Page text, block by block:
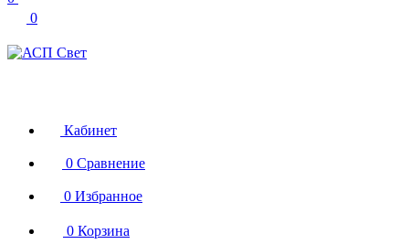
0
Кабинет
0 Сравнение
0 Избранное
0 Корзина